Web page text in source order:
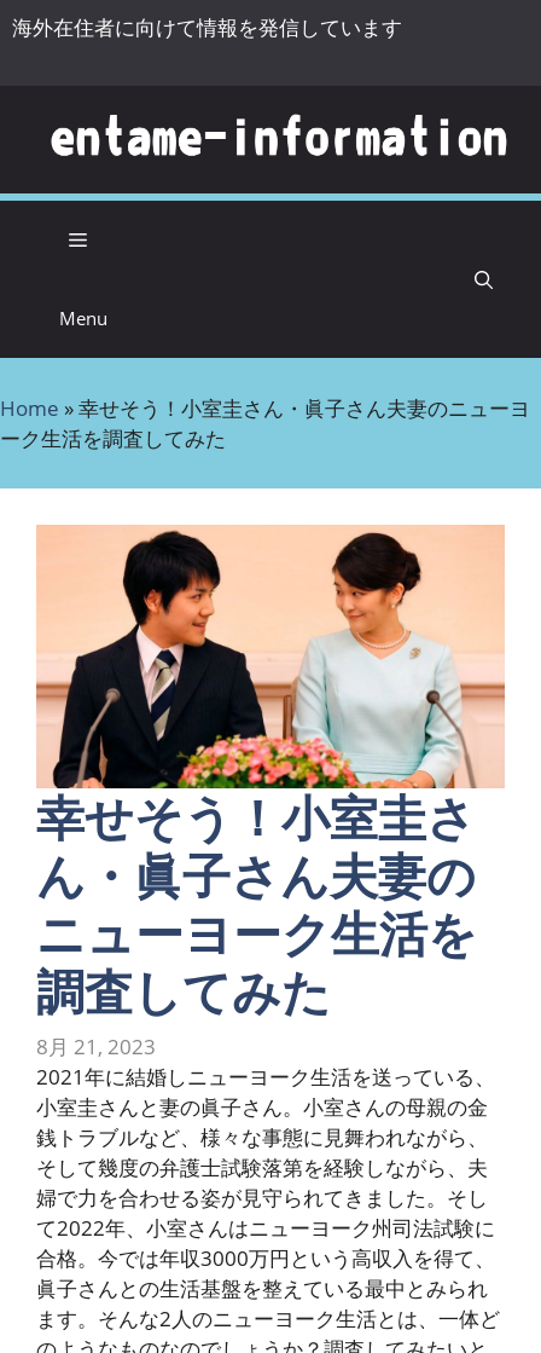
コンテンツへスキップ
海外在住者に向けて情報を発信しています
Menu
Home »幸せそう！小室圭さん・眞子さん夫妻のニューヨ
ーク生活を調査してみた
幸せそう！小室圭さ
ん・眞子さん夫妻の
ニューヨーク生活を
調査してみた
8月 21, 2023
2021年に結婚しニューヨーク生活を送っている、
小室圭さんと妻の眞子さん。小室さんの母親の金
銭トラブルなど、様々な事態に見舞われながら、
そして幾度の弁護士試験落第を経験しながら、夫
婦で力を合わせる姿が見守られてきました。そし
て2022年、小室さんはニューヨーク州司法試験に
合格。今では年収3000万円という高収入を得て、
眞子さんとの生活基盤を整えている最中とみられ
ます。そんな2人のニューヨーク生活とは、一体ど